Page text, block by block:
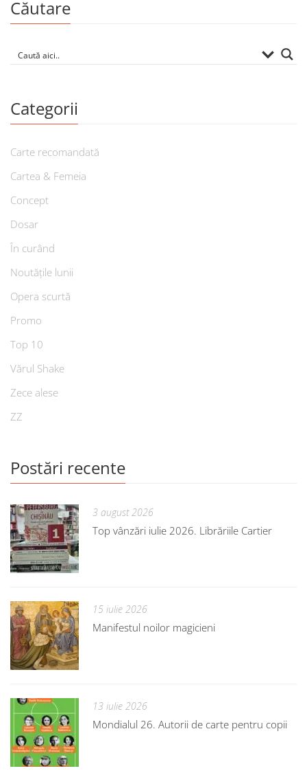
Căutare
Categorii
Carte recomandată
Cartea & Femeia
Concept
Dosar
În curând
Noutățile lunii
Opera scurtă
Promo
Top 10
Vărul Shake
Zece alese
ZZ
Postări recente
3 august 2026
Top vânzări iulie 2026. Librăriile Cartier
15 iulie 2026
Manifestul noilor magicieni
13 iulie 2026
Mondialul 26. Autorii de carte pentru copii